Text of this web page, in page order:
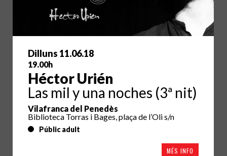
Dilluns 11.06.18
19.00h
Héctor Urién
Las mil y una noches (3ª nit)
Vilafranca del Penedès
Biblioteca Torras i Bages, plaça de l’Oli s/n
Públic adult
MÉS INFO